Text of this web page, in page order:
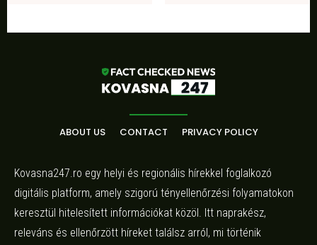
ABOUT US CONTACT PRIVACY POLICY
Kovasna247.ro egy helyi és regionális hírekkel foglalkozó
digitális platform, amely szigorú tényellenőrzési folyamatokon
keresztül hitelesített információkat közöl. Itt naprakész,
releváns és ellenőrzött híreket találsz arról, mi történik